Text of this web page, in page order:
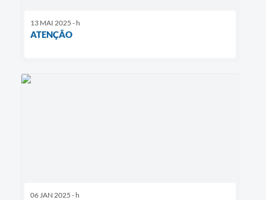
13 MAI 2025 - h
ATENÇÃO
06 JAN 2025 - h